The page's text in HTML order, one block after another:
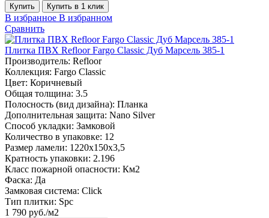
Купить Купить в 1 клик
В избранное В избранном
Сравнить
Плитка ПВХ Refloor Fargo Classic Дуб Марсель 385-1
Производитель: Refloor
Коллекция: Fargo Classic
Цвет: Коричневый
Общая толщина: 3.5
Полосность (вид дизайна): Планка
Дополнительная защита: Nano Silver
Способ укладки: Замковой
Количество в упаковке: 12
Размер ламели: 1220х150х3,5
Кратность упаковки: 2.196
Класс пожарной опасности: Км2
Фаска: Да
Замковая система: Click
Тип плитки: Spc
1 790 руб./м2